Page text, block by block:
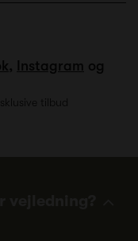
, Instagram og
tilbud